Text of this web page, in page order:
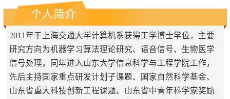
个人简介
2011年于上海交通大学计算机系获得工学博士学位，主要
研究方向为机器学习算法理论研究、语音信号、生物医学
信号处理，同年进入山东大学信息科学与工程学院工作，
先后主持国家重点研发计划子课题、国家自然科学基金、
山东省重大科技创新工程课题、山东省中青年科学家奖励